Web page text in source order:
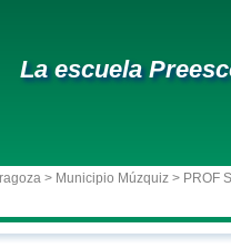
La escuela
> Municipio Múzquiz > PROF